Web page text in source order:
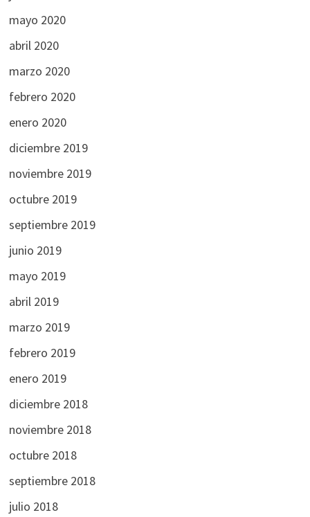
mayo 2020
abril 2020
marzo 2020
febrero 2020
enero 2020
diciembre 2019
noviembre 2019
octubre 2019
septiembre 2019
junio 2019
mayo 2019
abril 2019
marzo 2019
febrero 2019
enero 2019
diciembre 2018
noviembre 2018
octubre 2018
septiembre 2018
julio 2018